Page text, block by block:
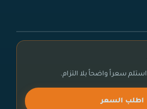
سعراً واضحاً بلا التزام.
اطلب السعر